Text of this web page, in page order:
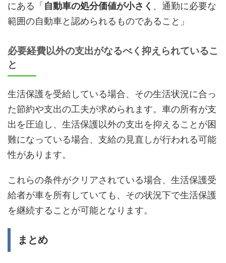
にある「 自動車の処分価値が小さく 、通勤に必要な
範囲の自動車と認められるものであること」
必要経費以外の支出がなるべく抑えられているこ
と
生活保護を受給している場合、その生活状況に合っ
た節約や支出の工夫が求められます。車の所有が支
出を圧迫し、生活保護以外の支出を抑えることが困
難になっている場合、支給の見直しが行われる可能
性があります。
これらの条件がクリアされている場合、生活保護受
給者が車を所有していても、その状況下で生活保護
を継続することが可能となります。
まとめ